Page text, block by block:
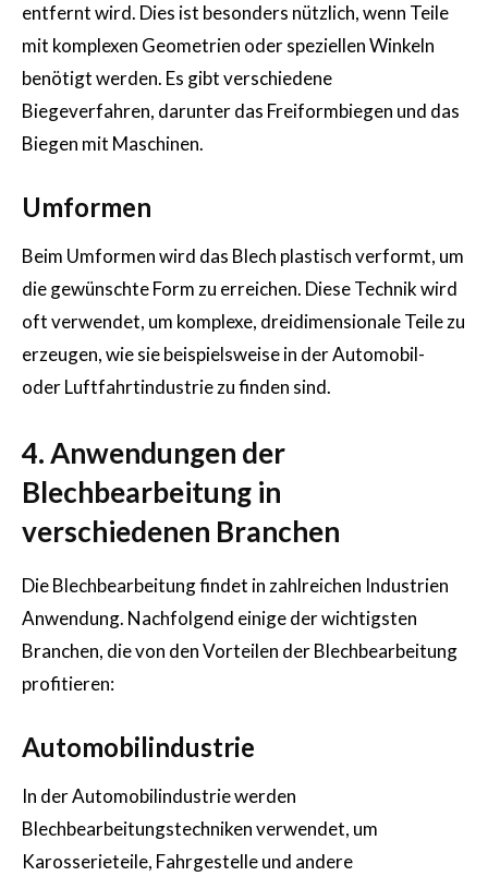
entfernt wird. Dies ist besonders nützlich, wenn Teile
mit komplexen Geometrien oder speziellen Winkeln
benötigt werden. Es gibt verschiedene
Biegeverfahren, darunter das Freiformbiegen und das
Biegen mit Maschinen.
Umformen
Beim Umformen wird das Blech plastisch verformt, um
die gewünschte Form zu erreichen. Diese Technik wird
oft verwendet, um komplexe, dreidimensionale Teile zu
erzeugen, wie sie beispielsweise in der Automobil-
oder Luftfahrtindustrie zu finden sind.
4. Anwendungen der
Blechbearbeitung in
verschiedenen Branchen
Die Blechbearbeitung findet in zahlreichen Industrien
Anwendung. Nachfolgend einige der wichtigsten
Branchen, die von den Vorteilen der Blechbearbeitung
profitieren:
Automobilindustrie
In der Automobilindustrie werden
Blechbearbeitungstechniken verwendet, um
Karosserieteile, Fahrgestelle und andere